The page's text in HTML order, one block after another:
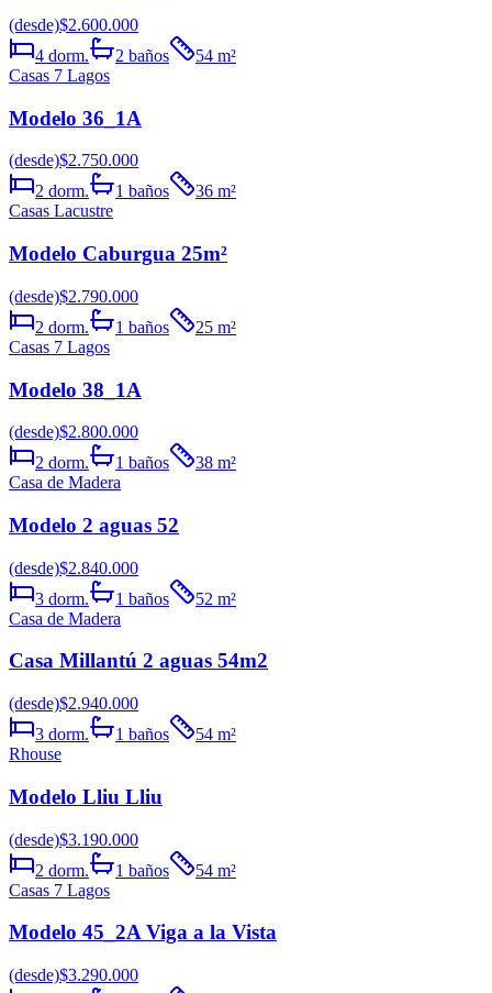
(desde)$2.600.000
4 dorm. 2 baños 54 m²
Casas 7 Lagos
Modelo 36_1A
(desde)$2.750.000
2 dorm. 1 baños 36 m²
Casas Lacustre
Modelo Caburgua 25m²
(desde)$2.790.000
2 dorm. 1 baños 25 m²
Casas 7 Lagos
Modelo 38_1A
(desde)$2.800.000
2 dorm. 1 baños 38 m²
Casa de Madera
Modelo 2 aguas 52
(desde)$2.840.000
3 dorm. 1 baños 52 m²
Casa de Madera
Casa Millantú 2 aguas 54m2
(desde)$2.940.000
3 dorm. 1 baños 54 m²
Rhouse
Modelo Lliu Lliu
(desde)$3.190.000
2 dorm. 1 baños 54 m²
Casas 7 Lagos
Modelo 45_2A Viga a la Vista
(desde)$3.290.000